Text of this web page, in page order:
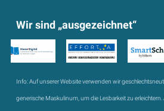
Wir sind „ausgezeichnet“
Info:Auf unserer Website verwenden wir
generische Maskulinum, um die Lesbarkeit zu